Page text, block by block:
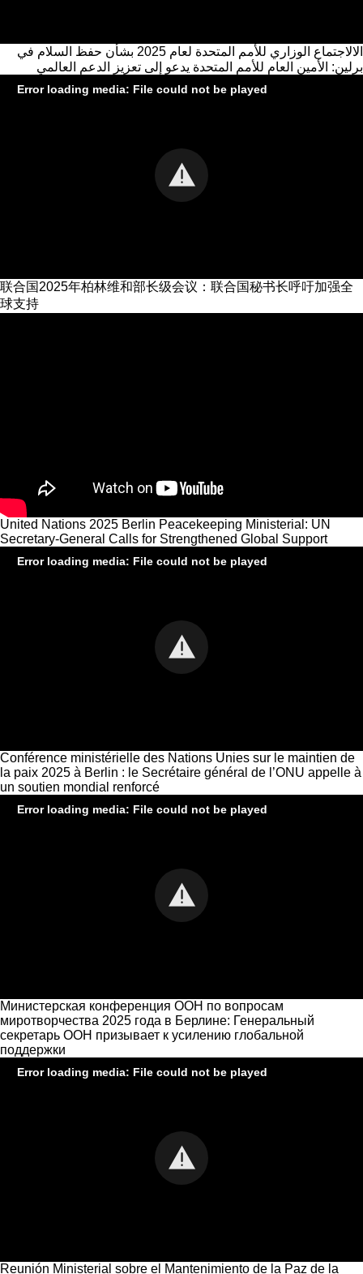
الالاجتماع الوزاري للأمم المتحدة لعام 2025 بشأن حفظ السلام في
برلين: الأمين العام للأمم المتحدة يدعو إلى تعزيز الدعم العالمي
Error loading media: File could not be played
联合国2025年柏林维和部长级会议：联合国秘书长呼吁加强全
球支持
United Nations 2025 Berlin Peacekeeping Ministerial: UN
Secretary-General Calls for Strengthened Global Support
Error loading media: File could not be played
Conférence ministérielle des Nations Unies sur le maintien de
la paix 2025 à Berlin : le Secrétaire général de l’ONU appelle à
un soutien mondial renforcé
Error loading media: File could not be played
Министерская конференция ООН по вопросам
миротворчества 2025 года в Берлине: Генеральный
секретарь ООН призывает к усилению глобальной
поддержки
Error loading media: File could not be played
Reunión Ministerial sobre el Mantenimiento de la Paz de la